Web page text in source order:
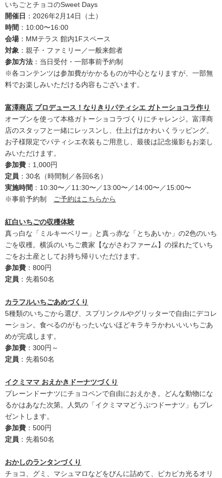
いちごとチョコのSweet Days
開催日 ：2026年2月14日（土）
時間 ：10:00〜16:00
会場：MMテラス 館内1Fスペース
対象 ：親子・ファミリー／一般来館者
参加方法 ：当日受付・一部事前予約制
※各コンテンツは参加費がかかるものが中心となりますが、一部無
料でお楽しみいただける内容もございます。
富澤商店 プロデュース！なりきりパティシエ ガトーショコラ作り
オーブンを使って本格ガトーショコラづくりにチャレンジ。富澤商
店のスタッフと一緒にレッスンし、仕上げはかわいくラッピング。
お子様限定でパティシエ衣装もご用意し、最後は記念撮影もお楽し
みいただけます。
参加費 ：1,000円
定員 ：30名（時間制／各回6名）
実施時間 ：10:30〜／11:30〜／13:00〜／14:00〜／15:00〜
※事前予約制
ご予約はこちらから
紅白いちごの収穫体験
真っ白な「ミルキーベリー」と真っ赤な「とちあいか」の2色のいち
ごを収穫。横浜のいちご農家【ながさわファーム】の採れたていち
ごをお土産としてお持ち帰りいただけます。
参加費 ：800円
定員 ：先着50名
カラフルいちごあめづくり
5種類のいちごから選び、スプリンクルやグリッターで自由にデコレ
ーション。食べるのがもったいないほどキラキラかわいいいちごあ
めが完成します。
参加費 ：300円～
定員 ：先着50名
イクミママ おえかきドーナツづくり
プレーンドーナツにチョコペンで自由におえかき。どんな動物にな
るかはあなた次第。人気の「イクミママどうぶつドーナツ」もプレ
ゼントします。
参加費 ：500円
定員 ：先着50名
おかしのランタンづくり
チョコ、グミ、マシュマロなどをびんに詰めて、ピカピカ光るオリ